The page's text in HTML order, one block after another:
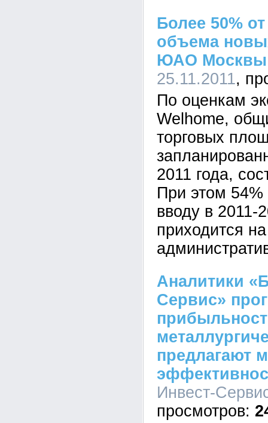
Более 50%
объема
ЮАО Москвы
25.11.2011
По оценкам
Welhome,
торговых
2011 года,
При этом 54%
вводу в 2011-
приходится
Аналитики
Сервис»
предлагают
Инвест-